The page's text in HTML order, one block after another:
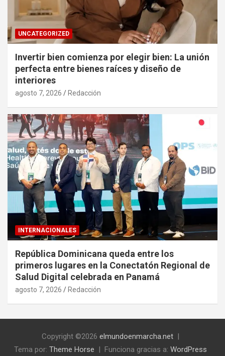
UNCATEGORIZED
Invertir bien comienza por elegir bien: La unión
perfecta entre bienes raíces y diseño de
interiores
agosto 7, 2026 Redacción
INTERNACIONALES
República Dominicana queda entre los
primeros lugares en la Conectatón Regional de
Salud Digital celebrada en Panamá
agosto 7, 2026 Redacción
Copyright ©2026 elmundoenmarcha.net
Tema por: Theme Horse Funciona gracias a: WordPress